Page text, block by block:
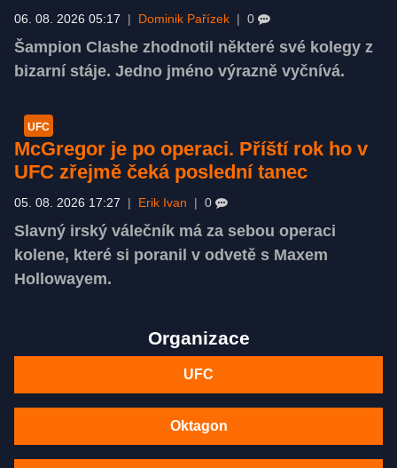
06. 08. 2026 05:17 Dominik Pařízek 0
Šampion Clashe zhodnotil některé své kolegy z
bizarní stáje. Jedno jméno výrazně vyčnívá.
UFC
McGregor je po operaci. Příští rok ho v
UFC zřejmě čeká poslední tanec
05. 08. 2026 17:27 Erik Ivan 0
Slavný irský válečník má za sebou operaci
kolene, které si poranil v odvetě s Maxem
Hollowayem.
Organizace
UFC
Oktagon